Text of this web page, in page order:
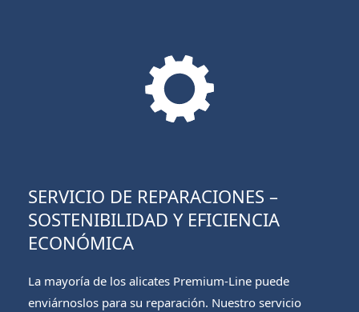
SERVICIO DE REPARACIONES –
SOSTENIBILIDAD Y EFICIENCIA
ECONÓMICA
La mayoría de los alicates Premium-Line puede
enviárnoslos para su reparación. Nuestro servicio